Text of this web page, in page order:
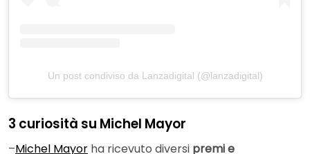
Un post condiviso da Lanzadigital (@lanzadigital)
3 curiosità su Michel Mayor
–Michel Mayor ha ricevuto diversi premi e